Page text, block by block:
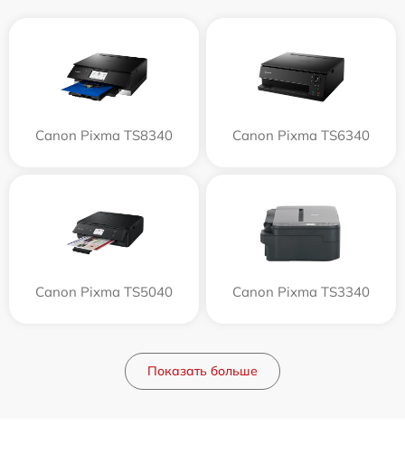
Canon Pixma TS8340 Canon Pixma TS6340
Canon Pixma TS5040 Canon Pixma TS3340
Показать больше